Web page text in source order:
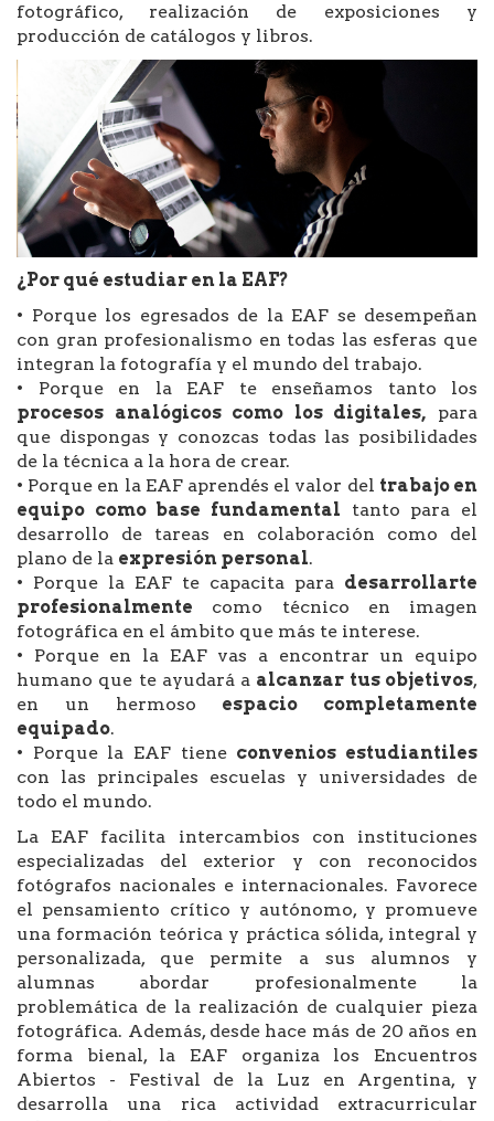
fotográfico, realización de exposiciones y
producción de catálogos y libros.
¿Por qué estudiar en la EAF?
• Porque los egresados de la EAF se desempeñan
con gran profesionalismo en todas las esferas que
integran la fotografía y el mundo del trabajo.
• Porque en la EAF te enseñamos tanto los
procesos analógicos como los digitales, para
que dispongas y conozcas todas las posibilidades
de la técnica a la hora de crear.
• Porque en la EAF aprendés el valor del trabajo en
equipo como base fundamental tanto para el
desarrollo de tareas en colaboración como del
plano de la expresión personal.
• Porque la EAF te capacita para desarrollarte
profesionalmente como técnico en imagen
fotográfica en el ámbito que más te interese.
• Porque en la EAF vas a encontrar un equipo
humano que te ayudará a alcanzar tus objetivos,
en un hermoso espacio completamente
equipado.
• Porque la EAF tiene convenios estudiantiles
con las principales escuelas y universidades de
todo el mundo.
La EAF facilita intercambios con instituciones
especializadas del exterior y con reconocidos
fotógrafos nacionales e internacionales. Favorece
el pensamiento crítico y autónomo, y promueve
una formación teórica y práctica sólida, integral y
personalizada, que permite a sus alumnos y
alumnas abordar profesionalmente la
problemática de la realización de cualquier pieza
fotográfica. Además, desde hace más de 20 años en
forma bienal, la EAF organiza los Encuentros
Abiertos - Festival de la Luz en Argentina, y
desarrolla una rica actividad extracurricular